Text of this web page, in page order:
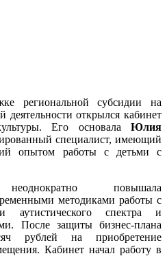
региональной субсидии на
деятельности открылся кабинет
Его основала Юлия
специалист, имеющий
опытом работы с детьми с
неоднократно повышала
методиками работы с
аутистического спектра и
После защиты бизнес-плана
рублей на приобретение
Кабинет начал работу в